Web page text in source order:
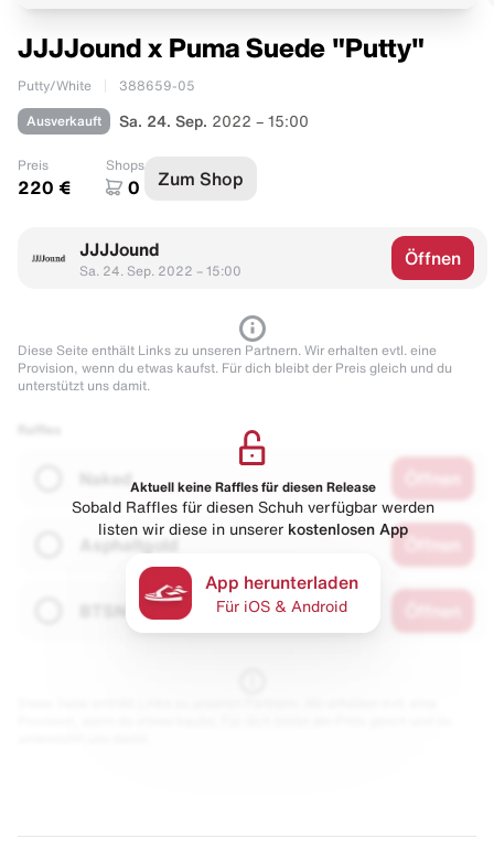
JJJJound x Puma Suede "Putty"
Putty/White 388659-05
Ausverkauft Sa. 24. Sep. 2022 – 15:00
Preis
220 €
Shops
0 Zum Shop
JJJJound
Sa. 24. Sep. 2022 – 15:00
Öffnen
Diese Seite enthält Links zu unseren Partnern. Wir erhalten evtl. eine
Provision, wenn du etwas kaufst. Für dich bleibt der Preis gleich und du
unterstützt uns damit.
Naked
Asphaltgold
Aktuell keine Raffles für diesen Release
Sobald Raffles für diesen Schuh verfügbar werden
listen wir diese in unserer kostenlosen App
App herunterladen
Für iOS & Android